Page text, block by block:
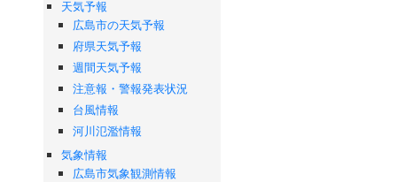
天気予報
広島市の天気予報
府県天気予報
週間天気予報
注意報・警報発表状況
台風情報
河川氾濫情報
気象情報
広島市気象観測情報